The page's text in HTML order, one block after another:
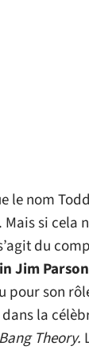
le nom
si cela
du
Jim
pour son
dans la
Theory.